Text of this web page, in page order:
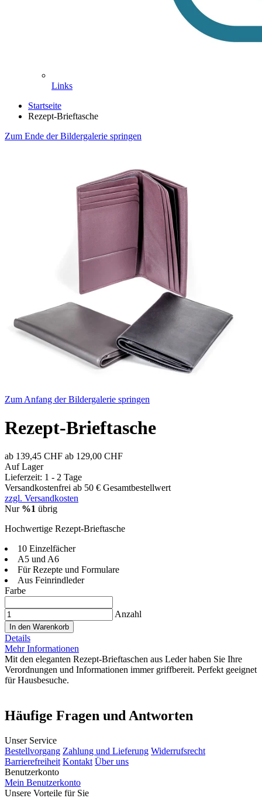
Links
Startseite
Rezept-Brieftasche
Zum Ende der Bildergalerie springen
Zum Anfang der Bildergalerie springen
Rezept-Brieftasche
ab 139,45 CHF ab 129,00 CHF
Auf Lager
Lieferzeit: 1 - 2 Tage
Versandkostenfrei ab 50 € Gesamtbestellwert
zzgl. Versandkosten
Nur %1 übrig
Hochwertige Rezept-Brieftasche
10 Einzelfächer
A5 und A6
Für Rezepte und Formulare
Aus Feinrindleder
Farbe
Anzahl
In den Warenkorb
Details
Mehr Informationen
Mit den eleganten Rezept-Brieftaschen aus Leder haben Sie Ihre
Verordnungen und Informationen immer griffbereit. Perfekt geeignet
für Hausbesuche.
Häufige Fragen und Antworten
Unser Service
Bestellvorgang Zahlung und Lieferung Widerrufsrecht
Barrierefreiheit Kontakt Über uns
Benutzerkonto
Mein Benutzerkonto
Unsere Vorteile für Sie